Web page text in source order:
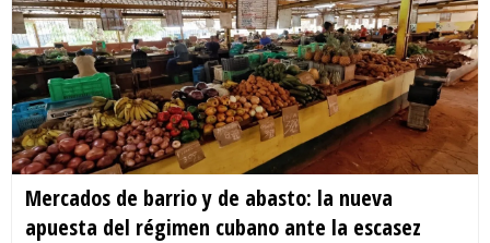
Mercados de barrio y de abasto: la nueva
apuesta del régimen cubano ante la escasez